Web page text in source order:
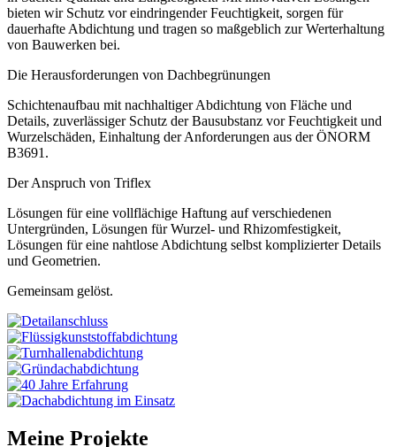
bieten wir Schutz vor eindringender Feuchtigkeit, sorgen für
dauerhafte Abdichtung und tragen so maßgeblich zur Werterhaltung
von Bauwerken bei.
Die Herausforderungen von Dachbegrünungen
Schichtenaufbau mit nachhaltiger Abdichtung von Fläche und
Details, zuverlässiger Schutz der Bausubstanz vor Feuchtigkeit und
Wurzelschäden, Einhaltung der Anforderungen aus der ÖNORM
B3691.
Der Anspruch von Triflex
Lösungen für eine vollflächige Haftung auf verschiedenen
Untergründen, Lösungen für Wurzel- und Rhizomfestigkeit,
Lösungen für eine nahtlose Abdichtung selbst komplizierter Details
und Geometrien.
Gemeinsam gelöst.
Meine Projekte